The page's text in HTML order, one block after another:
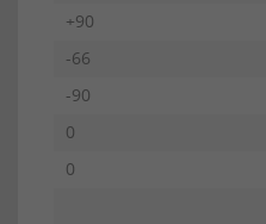
+90
-66
-90
0
0